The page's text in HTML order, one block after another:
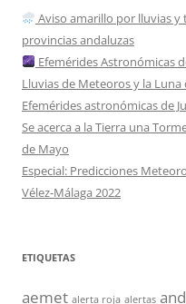
Aviso amarillo por lluvias
provincias andaluzas
Efemérides Astronómicas
Lluvias de Meteoros y la Luna
Efemérides astronómicas de
Se acerca a la Tierra una
de Mayo
Especial: Predicciones
Vélez-Málaga 2022
ETIQUETAS
aemet alerta roja alertas